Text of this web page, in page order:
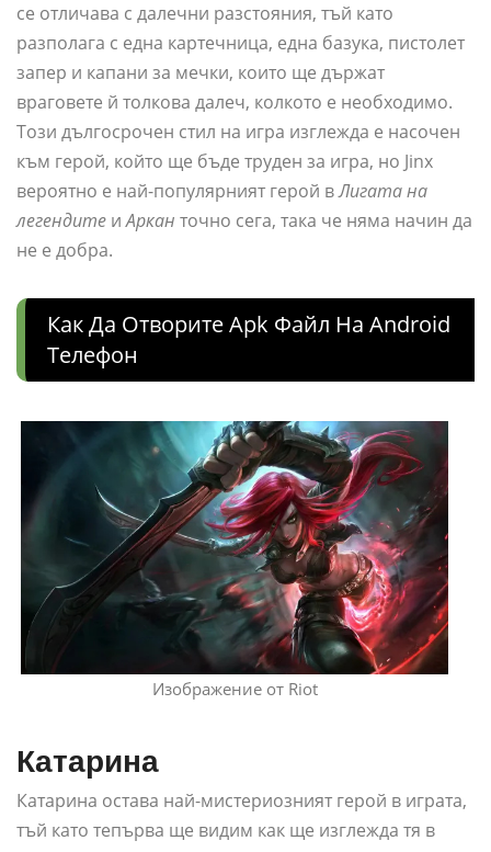
се отличава с далечни разстояния, тъй като
разполага с една картечница, една базука, пистолет
запер и капани за мечки, които ще държат
враговете й толкова далеч, колкото е необходимо.
Този дългосрочен стил на игра изглежда е насочен
към герой, който ще бъде труден за игра, но Jinx
вероятно е най-популярният герой вЛигата на
легендите иАркан точно сега, така че няма начин да
не е добра.
Как Да Отворите Apk Файл На Android
Телефон
Изображение от Riot
Катарина
Катарина остава най-мистериозният герой в играта,
тъй като тепърва ще видим как ще изглежда тя в